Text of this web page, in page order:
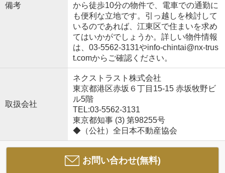
備考
から徒歩10分の物件で、電車での通勤に
も便利な立地です。引っ越しを検討して
いるのであれば、江東区で住まいを求め
てはいかがでしょうか。詳しい物件情報
は、03-5562-3131やinfo-chintai@nx-trus
t.comからご確認ください。
取扱会社
ネクストラスト株式会社
東京都港区赤坂６丁目15-15 赤坂牧野ビ
ル5階
TEL:03-5562-3131
東京都知事 (3) 第98255号
◆（公社）全日本不動産協会
お問い合わせ(無料)